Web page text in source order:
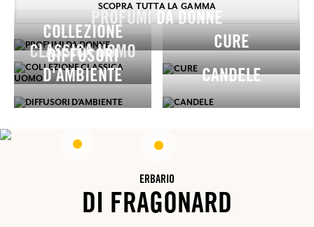
SCOPRA TUTTA LA GAMMA
PROFUMI DA DONNE
COLLEZIONE
CLASSICA UOMO
CURE
DIFFUSORI
D'AMBIENTE
CANDELE
ERBARIO
DI FRAGONARD